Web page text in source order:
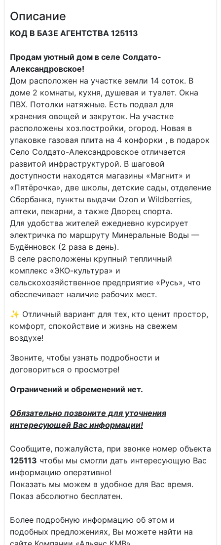
Описание
КОД В БАЗЕ АГЕНТСТВА 125113
Продам уютный дом в селе Солдато-
Александровское!
Дом расположен на участке земли 14 соток. В
доме 2 комнаты, кухня, душевая и туалет. Окна
ПВХ. Потолки натяжные. Есть подвал для
хранения овощей и закруток. На участке
расположены хоз.постройки, огород. Новая в
упаковке газовая плита на 4 конфорки , в подарок
Село Солдато-Александровское отличается
развитой инфраструктурой. В шаговой
доступности находятся магазины «Магнит» и
«Пятёрочка», две школы, детские сады, отделение
Сбербанка, пункты выдачи Ozon и Wildberries,
аптеки, пекарни, а также Дворец спорта.
Для удобства жителей ежедневно курсирует
электричка по маршруту Минеральные Воды —
Будённовск (2 раза в день).
В селе расположены крупный тепличный
комплекс «ЭКО-культура» и
сельскохозяйственное предприятие «Русь», что
обеспечивает наличие рабочих мест.
✨ Отличный вариант для тех, кто ценит простор,
комфорт, спокойствие и жизнь на свежем
воздухе!
Звоните, чтобы узнать подробности и
договориться о просмотре!
Ограничений и обременений нет.
Обязательно позвоните для уточнения
интересующей Вас информации!
Сообщите, пожалуйста, при звонке номер объекта
125113 чтобы мы смогли дать интересующую Вас
информацию оперативно!
Показать мы можем в удобное для Вас время.
Показ абсолютно бесплатен.
Более подробную информацию об этом и
подобных предложениях, Вы можете найти на